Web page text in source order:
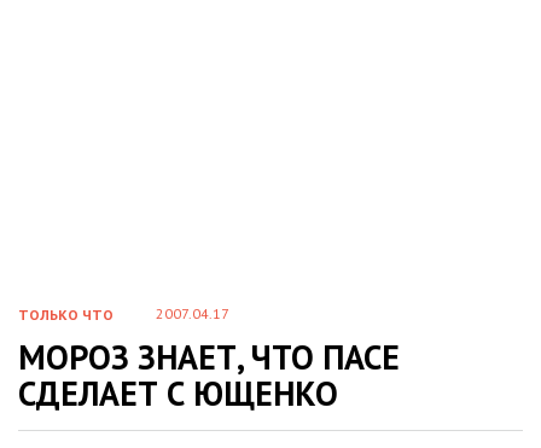
ТОЛЬКО ЧТО 2007.04.17
МОРОЗ ЗНАЕТ, ЧТО ПАСЕ
СДЕЛАЕТ С ЮЩЕНКО